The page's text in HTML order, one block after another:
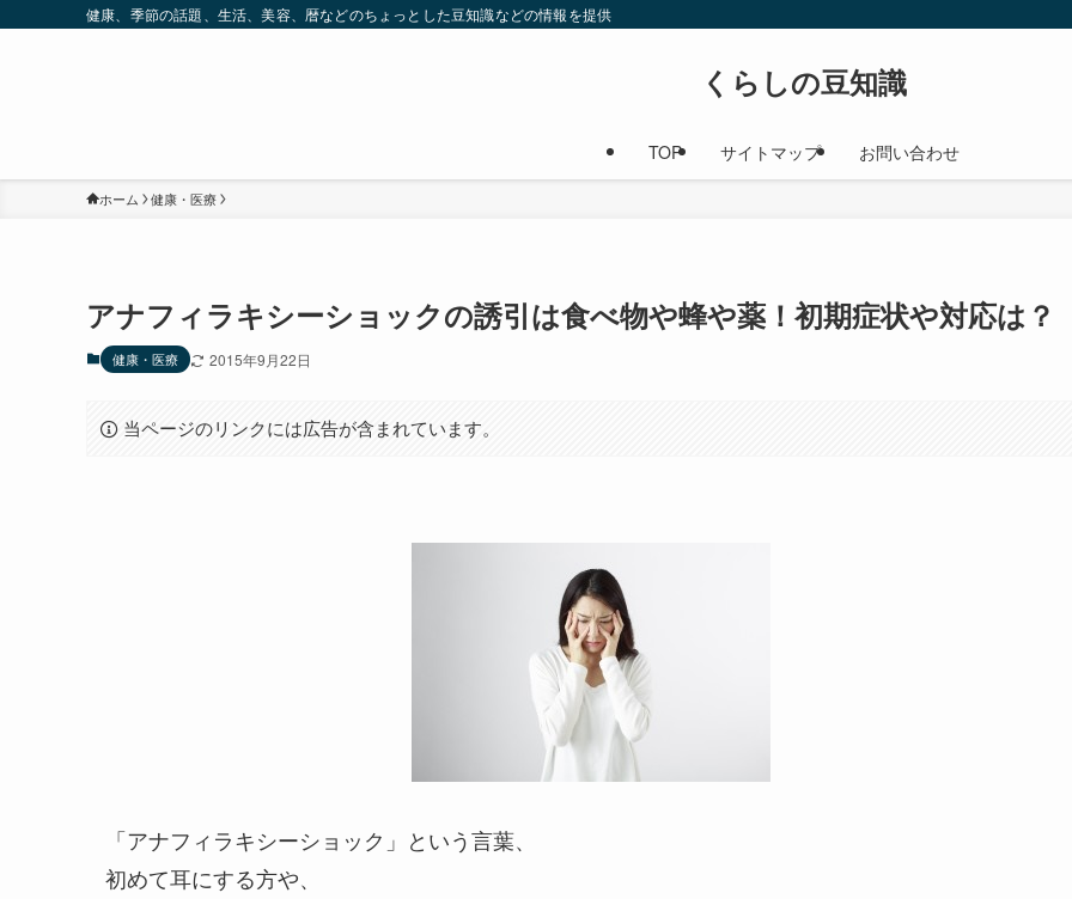
健康、季節の話題、生活、美容、暦などのちょっとした豆知識などの情報を提供
くらしの豆知識
TOP サイトマップ お問い合わせ
ホーム 健康・医療
アナフィラキシーショックの誘引は食べ物や蜂や薬！初期症状や対応は？
健康・医療 2015年9月22日
当ページのリンクには広告が含まれています。
「アナフィラキシーショック」という言葉、
初めて耳にする方や、